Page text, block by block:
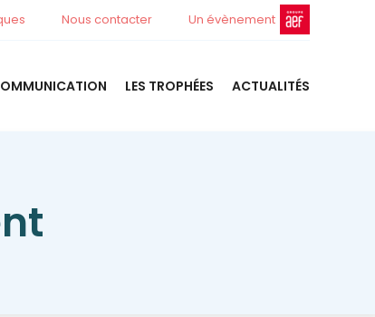
Nous contacter Un évènement
LES TROPHÉES ACTUALITÉS